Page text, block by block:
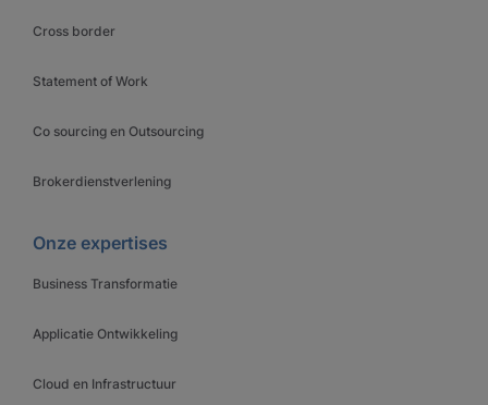
Cross border
Statement of Work
Co sourcing en Outsourcing
Brokerdienstverlening
Onze expertises
Business Transformatie
Applicatie Ontwikkeling
Cloud en Infrastructuur